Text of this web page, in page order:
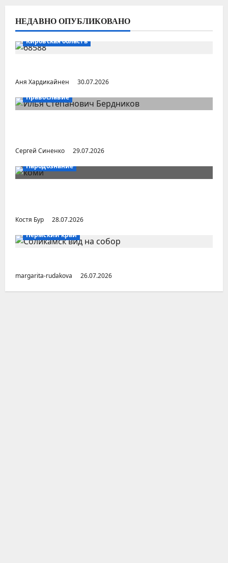
НЕДАВНО ОПУБЛИКОВАНО
Кировская область
Аня Хардикайнен
30.07.2026
Православие
Сергей Синенко
29.07.2026
Народознание
Костя Бур
28.07.2026
Пермский край
margarita-rudakova 26.07.2026